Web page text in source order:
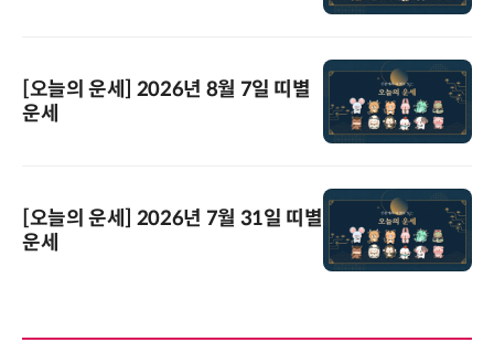
[오늘의 운세] 2026년 8월 7일 띠별
운세
[오늘의 운세] 2026년 7월 31일 띠별
운세